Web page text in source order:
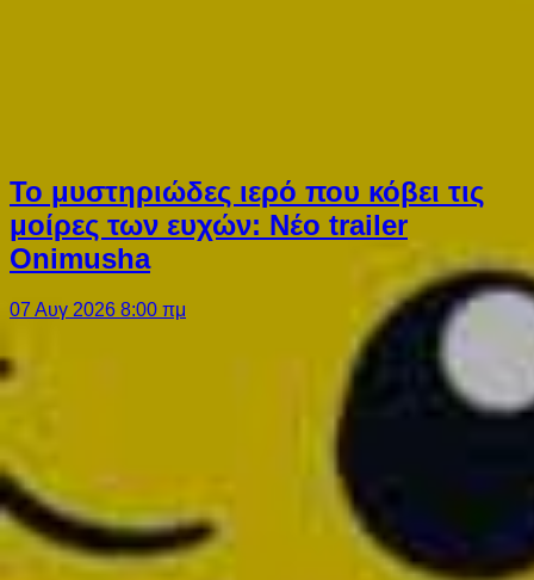
Το μυστηριώδες ιερό που κόβει τις
μοίρες των ευχών: Νέο trailer
Onimusha
07 Αυγ 2026 8:00 πμ